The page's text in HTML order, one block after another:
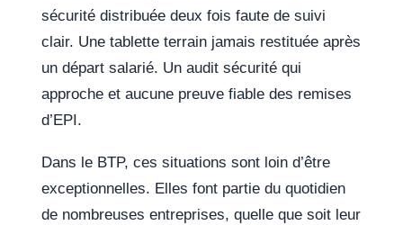
sécurité distribuée deux fois faute de suivi
clair. Une tablette terrain jamais restituée après
un départ salarié. Un audit sécurité qui
approche et aucune preuve fiable des remises
d’EPI.
Dans le BTP, ces situations sont loin d’être
exceptionnelles. Elles font partie du quotidien
de nombreuses entreprises, quelle que soit leur